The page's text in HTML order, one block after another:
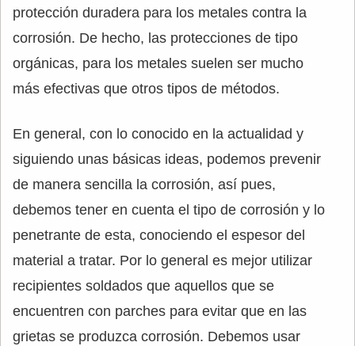
protección duradera para los metales contra la
corrosión. De hecho, las protecciones de tipo
orgánicas, para los metales suelen ser mucho
más efectivas que otros tipos de métodos.
En general, con lo conocido en la actualidad y
siguiendo unas básicas ideas, podemos prevenir
de manera sencilla la corrosión, así pues,
debemos tener en cuenta el tipo de corrosión y lo
penetrante de esta, conociendo el espesor del
material a tratar. Por lo general es mejor utilizar
recipientes soldados que aquellos que se
encuentren con parches para evitar que en las
grietas se produzca corrosión. Debemos usar